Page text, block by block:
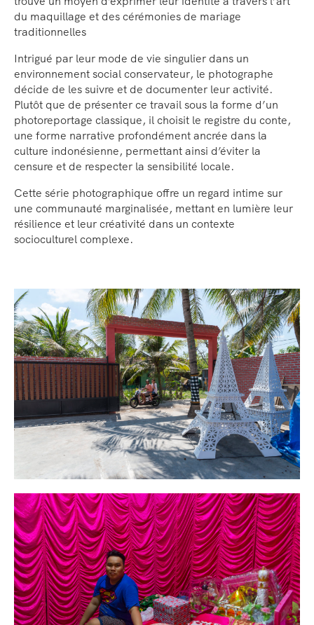
du maquillage et des cérémonies de mariage
traditionnelles
Intrigué par leur mode de vie singulier dans un
environnement social conservateur, le photographe
décide de les suivre et de documenter leur activité.
Plutôt que de présenter ce travail sous la forme d’un
photoreportage classique, il choisit le registre du conte,
une forme narrative profondément ancrée dans la
culture indonésienne, permettant ainsi d’éviter la
censure et de respecter la sensibilité locale.
Cette série photographique offre un regard intime sur
une communauté marginalisée, mettant en lumière leur
résilience et leur créativité dans un contexte
socioculturel complexe.